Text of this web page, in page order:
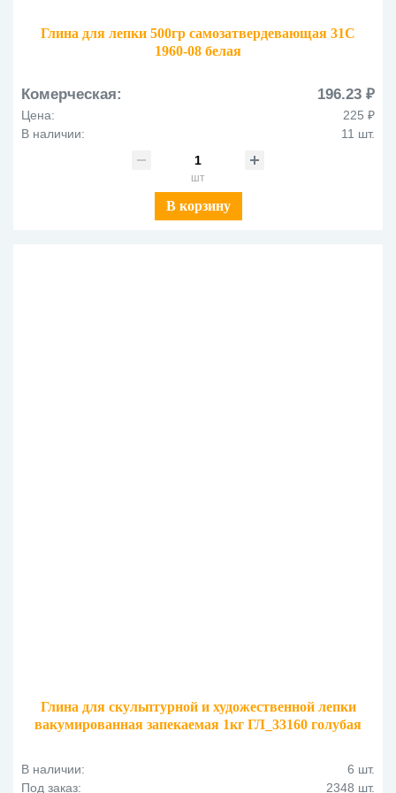
Глина для лепки 500гр самозатвердевающая 31С
1960-08 белая
Комерческая: 196.23 ₽
Цена:
225 ₽
В наличии:
11 шт.
шт
В корзину
Глина для скульптурной и художественной лепки
вакумированная запекаемая 1кг ГЛ_33160 голубая
В наличии:
6 шт.
Под заказ:
2348 шт.